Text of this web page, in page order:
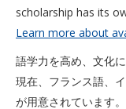
scholarship has its
Learn more about
語学力を高め、文化
現在、フランス語、
が用意されています